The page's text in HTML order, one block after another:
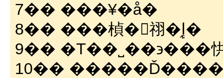
7�� ���¥�å�
8�� ���楨�󥸥祤�إ֥�
9��
10��